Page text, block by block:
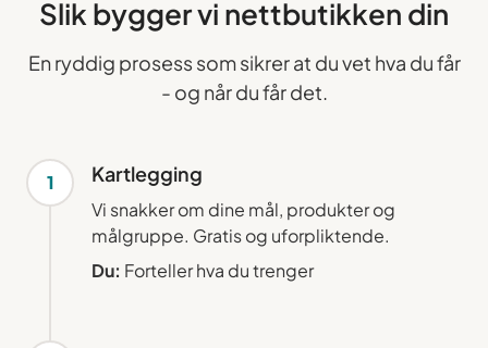
Slik bygger vi nettbutikken din
En ryddig prosess som sikrer at du vet hva du får
- og når du får det.
1 Kartlegging
Vi snakker om dine mål, produkter og
målgruppe. Gratis og uforpliktende.
Du: Forteller hva du trenger